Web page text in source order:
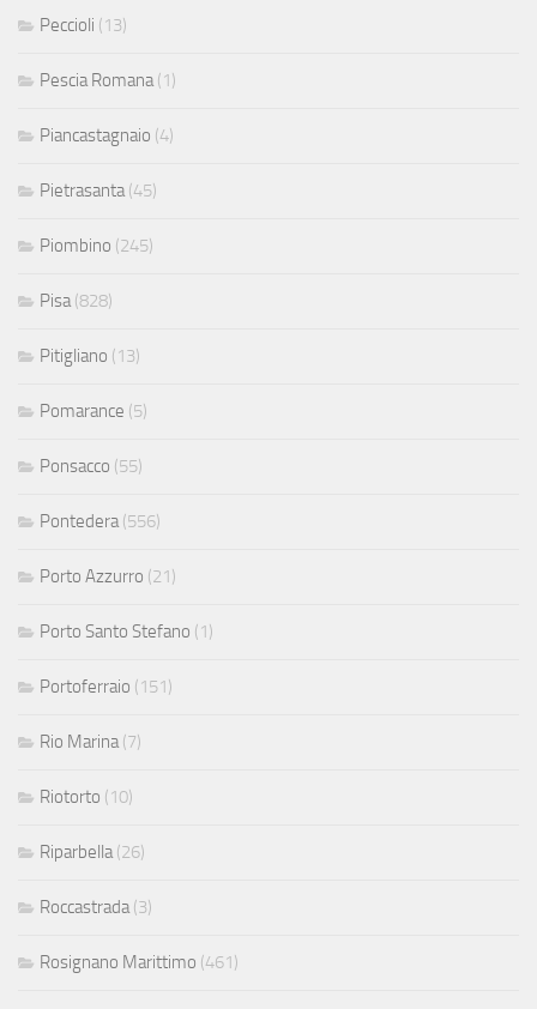
Peccioli (13)
Pescia Romana (1)
Piancastagnaio (4)
Pietrasanta (45)
Piombino (245)
Pisa (828)
Pitigliano (13)
Pomarance (5)
Ponsacco (55)
Pontedera (556)
Porto Azzurro (21)
Porto Santo Stefano (1)
Portoferraio (151)
Rio Marina (7)
Riotorto (10)
Riparbella (26)
Roccastrada (3)
Rosignano Marittimo (461)